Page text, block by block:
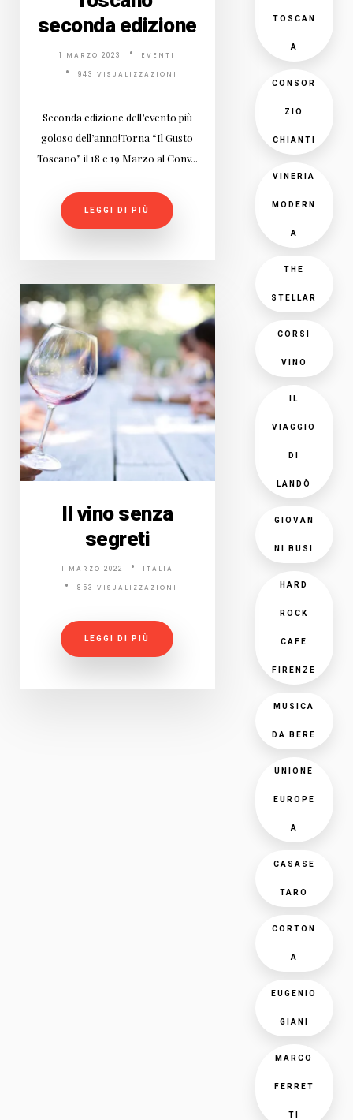
seconda edizione
1 MARZO 2023 EVENTI
943 VISUALIZZAZIONI
Seconda edizione dell’evento più
goloso dell’anno!Torna “Il Gusto
Toscano” il 18 e 19 Marzo al Conv...
LEGGI DI PIÙ
Il vino senza
segreti
1 MARZO 2022 ITALIA
853 VISUALIZZAZIONI
LEGGI DI PIÙ
TOSCAN
A
CONSOR
ZIO
CHIANTI
VINERIA
MODERN
A
THE
STELLAR
CORSI
VINO
IL
VIAGGIO
DI
LANDÒ
GIOVAN
NI BUSI
HARD
ROCK
CAFE
FIRENZE
MUSICA
DA BERE
UNIONE
EUROPE
A
CASASE
TARO
CORTON
A
EUGENIO
GIANI
MARCO
FERRET
TI